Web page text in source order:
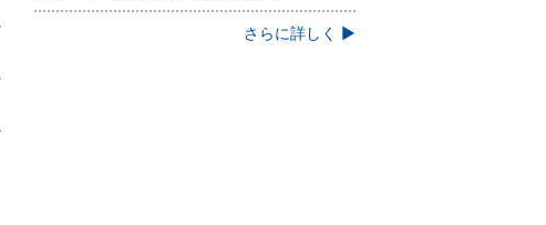
さらに詳しく ▶